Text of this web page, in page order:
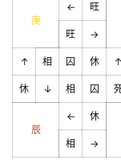
庚
←
旺
旺
→
↑ 相 囚 休 ↑
休 ↓ 相 囚
辰
←
休
相
→